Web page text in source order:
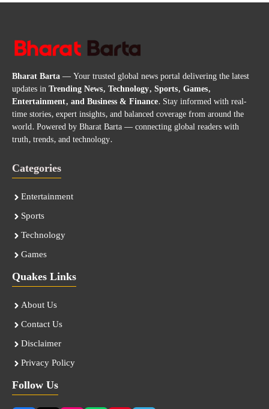
Bharat Barta— Your trusted global news portal delivering the latest
updates inTrending News, Technology, Sports, Games,
Entertainment, and Business & Finance. Stay informed with real-
time stories, expert insights, and balanced coverage from around the
world. Powered by Bharat Barta — connecting global readers with
truth, trends, and technology.
Categories
Entertainment
Sports
Technology
Games
Quakes Links
About Us
Contact Us
Disclaimer
Privacy Policy
Follow Us